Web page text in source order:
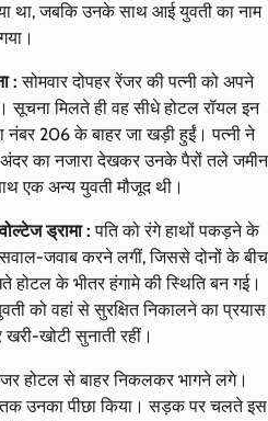
था, जबकि उनके साथ आई युवती का नाम
:सोमवार दोपहर रेंजर की पत्नी को अपने
मिलते ही वह सीधे होटल रॉयल इन
नंबर 206 के बाहर जा खड़ी हुईं। पत्नी ने
का नजारा देखकर उनके पैरों तले जमीन
एक अन्य युवती मौजूद थी।
ड्रामा : पति को रंगे हाथों पकड़ने के
जवाब करने लगीं, जिससे दोनों के बीच
के भीतर हंगामे की स्थिति बन गई।
को वहां से सुरक्षित निकालने का प्रयास
खोटी सुनाती रहीं।
होटल से बाहर निकलकर भागने लगे।
तक उनका पीछा किया। सड़क पर चलते इस